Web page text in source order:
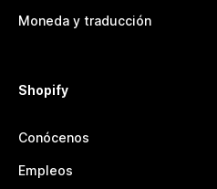
Moneda y traducción
Shopify
Conócenos
Empleos